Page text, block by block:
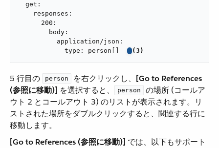
  get:
    responses:
      200:
        body:
          application/json:
            type: person[]
(3)
5 行目の ​ person ​ を右クリックし、​
[Go to References
(参照に移動)] ​ を選択すると、​ person
​ の場所 (コールア
ウト 2 とコールアウト 3) のリストが表示されます。リ
ストされた場所をダブルクリックすると、関連する行に
移動します。
[Go to References (参照に移動)] ​ では、以下もサポート